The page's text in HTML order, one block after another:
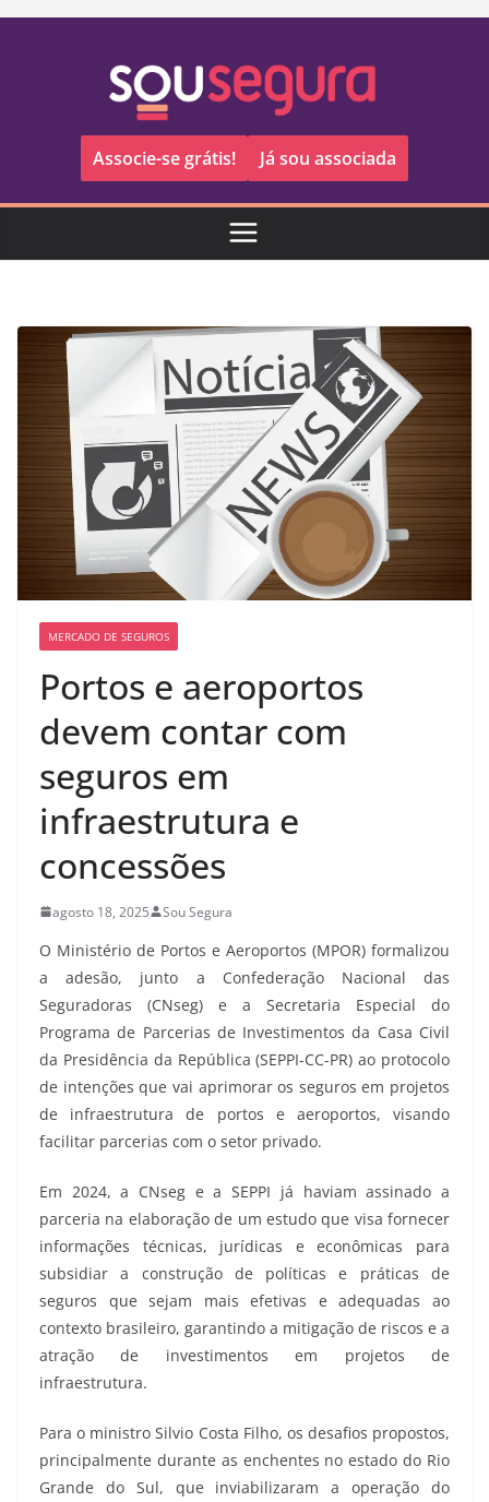
Pular
Associe-se grátis! Já sou associada
MERCADO DE SEGUROS
Portos e aeroportos
devem contar com
seguros em
infraestrutura e
concessões
agosto 18, 2025 Sou Segura
O Ministério de Portos e Aeroportos (MPOR) formalizou
a adesão, junto a Confederação Nacional das
Seguradoras (CNseg) e a Secretaria Especial do
Programa de Parcerias de Investimentos da Casa Civil
da Presidência da República (SEPPI-CC-PR) ao protocolo
de intenções que vai aprimorar os seguros em projetos
de infraestrutura de portos e aeroportos, visando
facilitar parcerias com o setor privado.
Em 2024, a CNseg e a SEPPI já haviam assinado a
parceria na elaboração de um estudo que visa fornecer
informações técnicas, jurídicas e econômicas para
subsidiar a construção de políticas e práticas de
seguros que sejam mais efetivas e adequadas ao
contexto brasileiro, garantindo a mitigação de riscos e a
atração de investimentos em projetos de
infraestrutura.
Para o ministro Silvio Costa Filho, os desafios propostos,
principalmente durante as enchentes no estado do Rio
Grande do Sul, que inviabilizaram a operação do